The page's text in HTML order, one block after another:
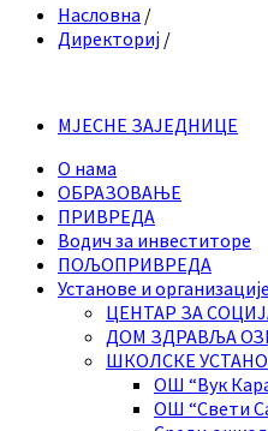
Насловна /
Директориј /
МЈЕСНЕ ЗАЈЕДНИЦЕ
О нама
ОБРАЗОВАЊЕ
ПРИВРЕДА
Водич за инвеститоре
ПОЉОПРИВРЕДА
Установе и организације
ЦЕНТАР ЗА
ДОМ ЗДРАВЉА
ШКОЛСКЕ
ОШ “Вук
ОШ “Свети